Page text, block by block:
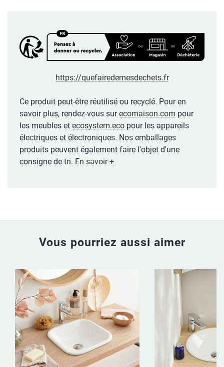
https://quefairedemesdechets.fr
Ce produit peut-être réutilisé ou recyclé. Pour en
savoir plus, rendez-vous surecomaison.com pour
les meubles et ecosystem.eco pour les appareils
électriques et électroniques. Nos emballages
produits peuvent également faire l'objet d'une
consigne de tri. En savoir +
Vous pourriez aussi aimer